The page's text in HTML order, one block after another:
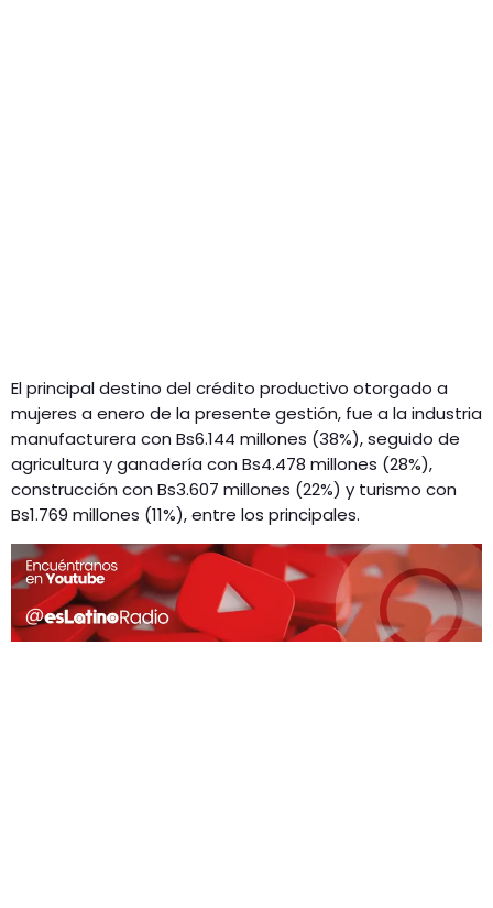
El principal destino del crédito productivo otorgado a
mujeres a enero de la presente gestión, fue a la industria
manufacturera con Bs6.144 millones (38%), seguido de
agricultura y ganadería con Bs4.478 millones (28%),
construcción con Bs3.607 millones (22%) y turismo con
Bs1.769 millones (11%), entre los principales.